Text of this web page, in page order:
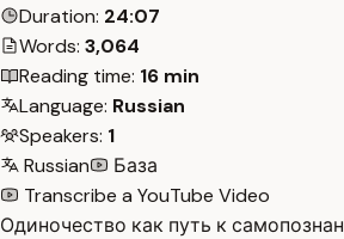
Duration: 24:07
Words: 3,064
Reading time: 16 min
Language: Russian
Speakers: 1
Russian
База
Transcribe a YouTube Video
Одиночество как путь к